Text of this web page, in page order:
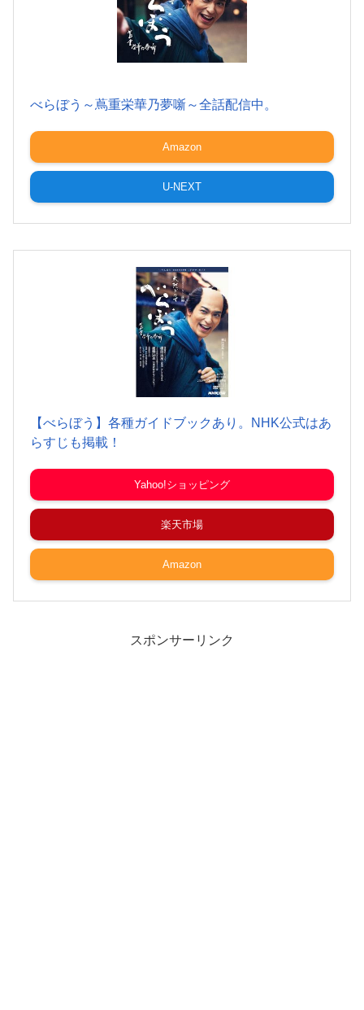
べらぼう～蔦重栄華乃夢噺～全話配信中。
Amazon
U-NEXT
【べらぼう】各種ガイドブックあり。NHK公式はあ
らすじも掲載！
Yahoo!ショッピング
楽天市場
Amazon
スポンサーリンク